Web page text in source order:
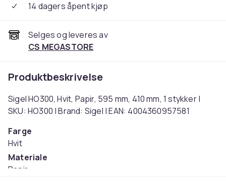
14 dagers åpent kjøp
Selges og leveres av
CS MEGASTORE
Produktbeskrivelse
Sigel HO300, Hvit, Papir, 595 mm, 410 mm, 1 stykker |
SKU: HO300 | Brand: Sigel | EAN: 4004360957581
Farge
Hvit
Materiale
Papir